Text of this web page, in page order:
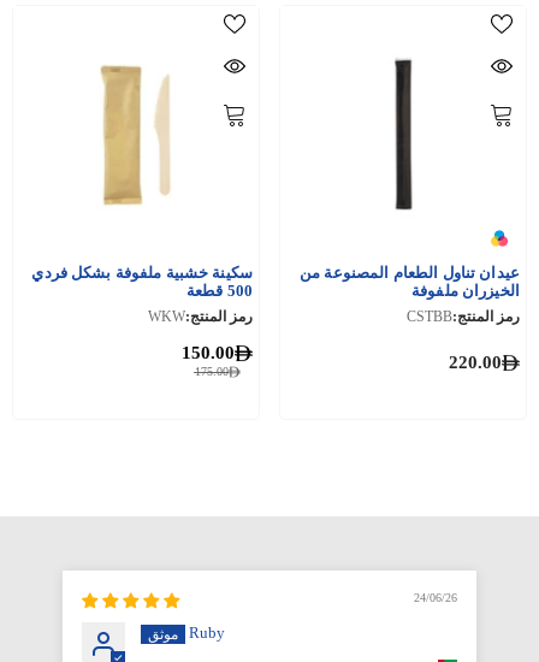
عيدان تناول الطعام المصنوعة من
الخيزران ملفوفة
رمز المنتج:CSTBB
220.00
سكينة خشبية ملفوفة بشكل فردي
500 قطعة
رمز المنتج:WKW
175.00
150.00
24/06/26
Ruby